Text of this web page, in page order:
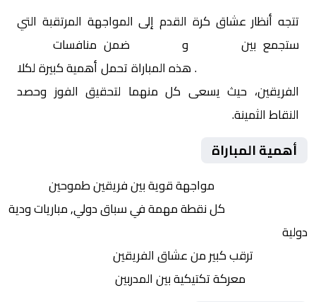
تتجه أنظار عشاق كرة القدم إلى المواجهة المرتقبة التي
ستجمع بين
و ضمن منافسات
. هذه المباراة تحمل أهمية كبيرة لكلا
الفريقين، حيث يسعى كل منهما لتحقيق الفوز وحصد
النقاط الثمينة.
أهمية المباراة
مواجهة قوية بين فريقين طموحين
كل نقطة مهمة في سباق دولي, مباريات ودية
دولية
ترقب كبير من عشاق الفريقين
معركة تكتيكية بين المدربين